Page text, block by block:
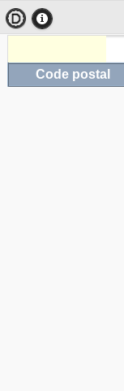
Code postal